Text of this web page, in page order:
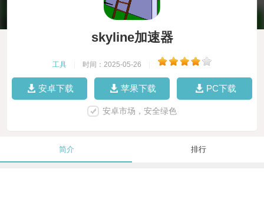
skyline加速器
工具 时间：2025-05-26
安卓下载 苹果下载 PC下载
安卓市场，安全绿色
简介 排行